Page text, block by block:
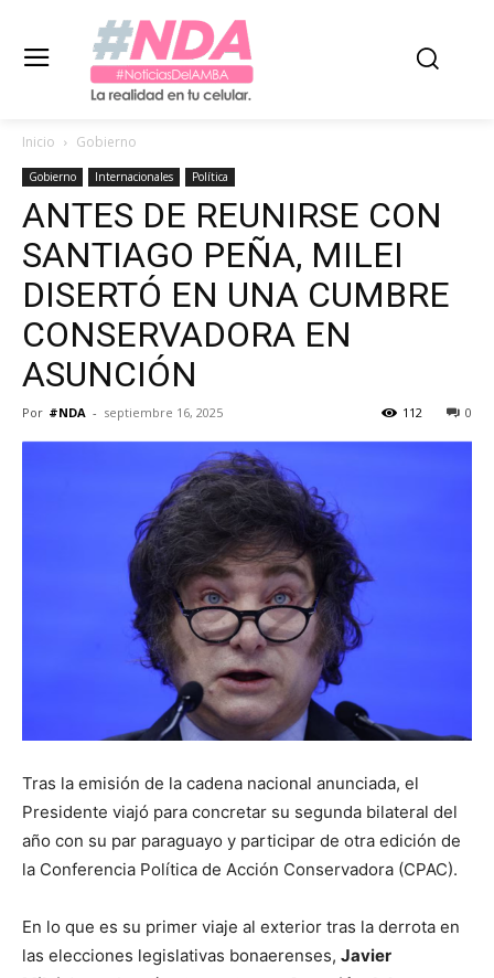
Inicio Gobierno
Gobierno Internacionales Política
ANTES DE REUNIRSE CON
SANTIAGO PEÑA, MILEI
DISERTÓ EN UNA CUMBRE
CONSERVADORA EN
ASUNCIÓN
Por #NDA - septiembre 16, 2025 0
112
Tras la emisión de la cadena nacional anunciada, el
Presidente viajó para concretar su segunda bilateral del
año con su par paraguayo y participar de otra edición de
la Conferencia Política de Acción Conservadora (CPAC).
En lo que es su primer viaje al exterior tras la derrota en
las elecciones legislativas bonaerenses, Javier